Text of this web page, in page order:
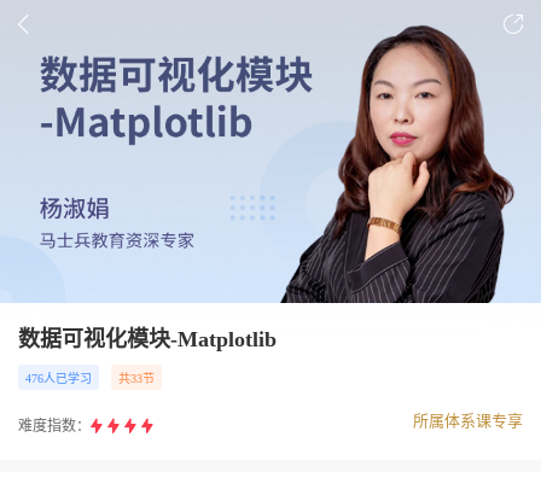
数据可视化模块-Matplotlib
476人已学习 共33节
难度指数： 所属体系课专享